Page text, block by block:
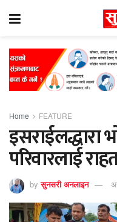
Home FEATURE
इसराईलद्धारा
परिवारलाई
by सुनसरी अनलाइन